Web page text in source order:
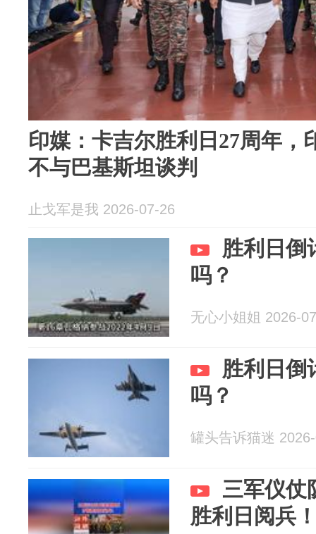
印媒：卡吉尔胜利日27周年，
不与巴基斯坦谈判
止戈军是我 2026-07-26
胜利日倒
吗？
无心小姐姐 2026-
胜利日倒
吗？
罐头告诉猫迷
三军仪仗
胜利日阅兵